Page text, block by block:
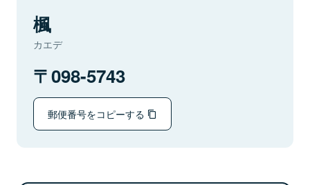
楓
カエデ
098-5743
郵便番号をコピーする